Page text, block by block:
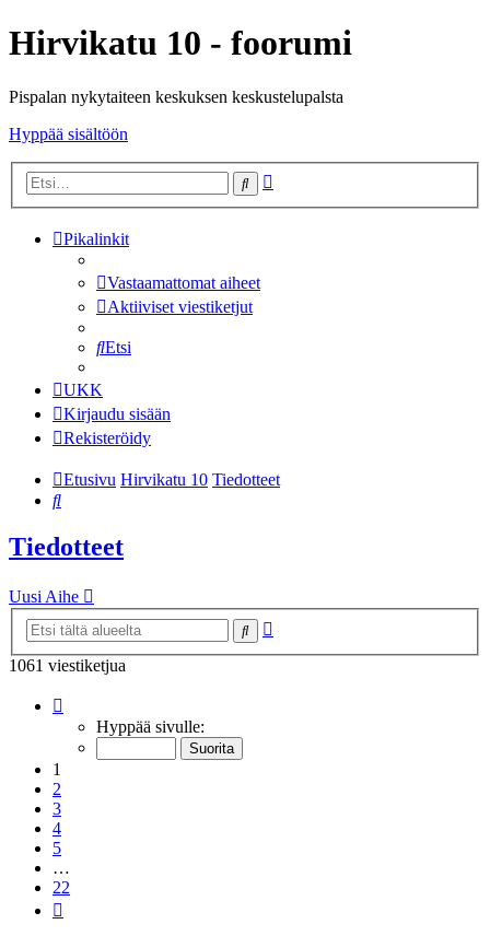
Hirvikatu 10 - foorumi
Pispalan nykytaiteen keskuksen keskustelupalsta
Hyppää sisältöön
Etsi
Pikalinkit
Vastaamattomat aiheet
Aktiiviset viestiketjut
Etsi
UKK
Kirjaudu sisään
Rekisteröidy
Etusivu Hirvikatu 10 Tiedotteet
Etsi
Tiedotteet
Uusi Aihe
Etsi
1061 viestiketjua
22 Hyppää sivulle:
1
2
3
4
5
…
22